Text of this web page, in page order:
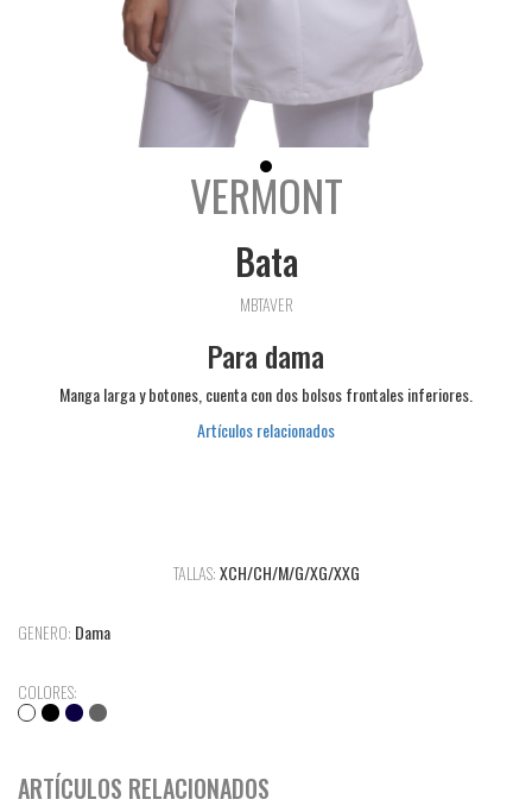
VERMONT
Bata
MBTAVER
Para dama
Manga larga y botones, cuenta con dos bolsos frontales inferiores.
Artículos relacionados
TALLAS:XCH/CH/M/G/XG/XXG
GENERO: Dama
COLORES:
ARTÍCULOS RELACIONADOS